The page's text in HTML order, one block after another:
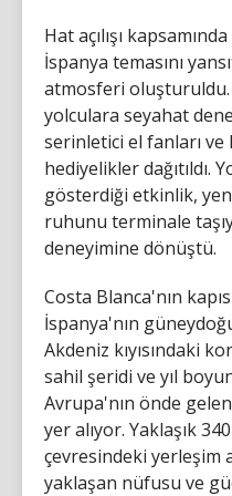
Hat açılışı
İspanya temasını
atmosferi oluşturuldu.
yolculara seyahat
serinletici el fanları ve
hediyelikler dağıtıldı.
gösterdiği etkinlik,
ruhunu terminale
deneyimine dönüştü.
Costa Blanca'nın
İspanya'nın
Akdeniz kıyısındaki
sahil şeridi ve yıl
Avrupa'nın önde
yer alıyor. Yaklaşık
çevresindeki yerleşim
yaklaşan nüfusu ve